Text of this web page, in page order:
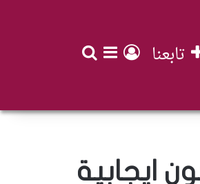
تابعنا تسجيل الدخول
إضافة عمود
ايجابية